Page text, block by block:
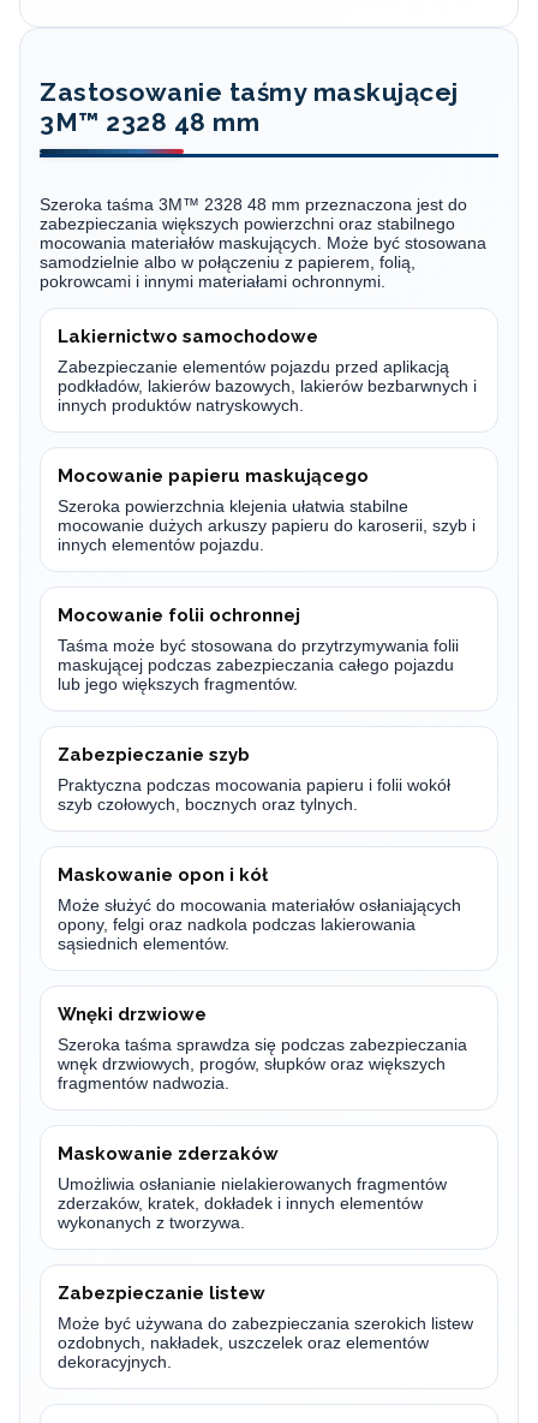
Zastosowanie taśmy maskującej
3M™ 2328 48 mm
Szeroka taśma 3M™ 2328 48 mm przeznaczona jest do
zabezpieczania większych powierzchni oraz stabilnego
mocowania materiałów maskujących. Może być stosowana
samodzielnie albo w połączeniu z papierem, folią,
pokrowcami i innymi materiałami ochronnymi.
Lakiernictwo samochodowe
Zabezpieczanie elementów pojazdu przed aplikacją
podkładów, lakierów bazowych, lakierów bezbarwnych i
innych produktów natryskowych.
Mocowanie papieru maskującego
Szeroka powierzchnia klejenia ułatwia stabilne
mocowanie dużych arkuszy papieru do karoserii, szyb i
innych elementów pojazdu.
Mocowanie folii ochronnej
Taśma może być stosowana do przytrzymywania folii
maskującej podczas zabezpieczania całego pojazdu
lub jego większych fragmentów.
Zabezpieczanie szyb
Praktyczna podczas mocowania papieru i folii wokół
szyb czołowych, bocznych oraz tylnych.
Maskowanie opon i kół
Może służyć do mocowania materiałów osłaniających
opony, felgi oraz nadkola podczas lakierowania
sąsiednich elementów.
Wnęki drzwiowe
Szeroka taśma sprawdza się podczas zabezpieczania
wnęk drzwiowych, progów, słupków oraz większych
fragmentów nadwozia.
Maskowanie zderzaków
Umożliwia osłanianie nielakierowanych fragmentów
zderzaków, kratek, dokładek i innych elementów
wykonanych z tworzywa.
Zabezpieczanie listew
Może być używana do zabezpieczania szerokich listew
ozdobnych, nakładek, uszczelek oraz elementów
dekoracyjnych.